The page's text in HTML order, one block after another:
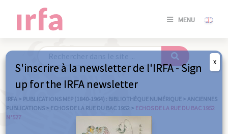
MENU
SE
/
IRFA > PUBLICATIONS MEP (1840-1964) : BIBLIOTHÈQUE NUMÉRIQUE > ANCIENNES
PUBLICATIONS > ECHOS DE LA RUE DU BAC 1952 > ECHOS DE LA RUE DU BAC 1952
N°527
S'inscrire à la newsletter de l'IRFA - Sign
up for the IRFA newsletter
X